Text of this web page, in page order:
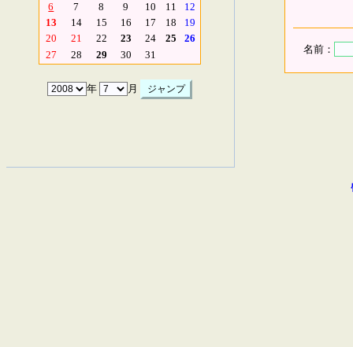
6
7 8 9 10 11
12
13
14 15 16 17 18
19
20
21 22 23 24 25
26
27
28 29 30 31
年 月
名前：